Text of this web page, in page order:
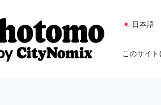
日本語
このサイ